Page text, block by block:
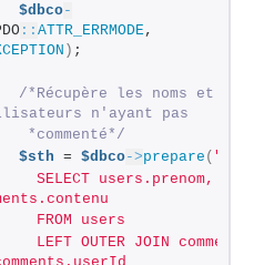
$dbco-
:: ATTR_ERRMODE,
) ;
/*Récupère les noms et
n'ayant pas
*commenté*/
$sth = $dbco->prepare ( "
SELECT users.prenom,
FROM users
LEFT OUTER JOIN comments